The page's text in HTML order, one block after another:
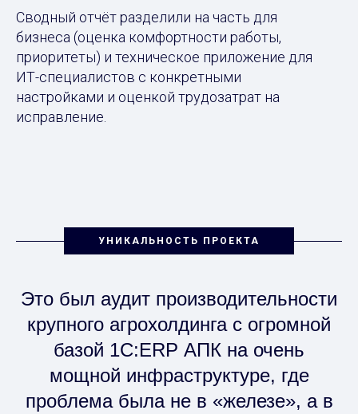
Сводный отчёт разделили на часть для
бизнеса (оценка комфортности работы,
приоритеты) и техническое приложение для
ИТ-специалистов с конкретными
настройками и оценкой трудозатрат на
исправление.
УНИКАЛЬНОСТЬ ПРОЕКТА
Это был аудит производительности
крупного агрохолдинга с огромной
базой 1С:ERP АПК на очень
мощной инфраструктуре, где
проблема была не в «железе», а в